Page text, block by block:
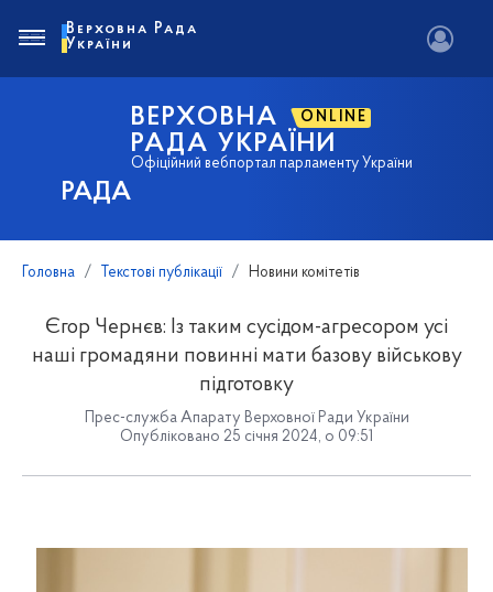
РАДА
ВЕРХОВНА ONLINE
РАДА УКРАЇНИ
Офіційний вебпортал парламенту України
Верховна Рада
України
Головна Текстові публікації Новини комітетів
Єгор Чернєв: Із таким сусідом-агресором усі
наші громадяни повинні мати базову військову
підготовку
Прес-служба Апарату Верховної Ради України
Опубліковано 25 січня 2024, о 09:51